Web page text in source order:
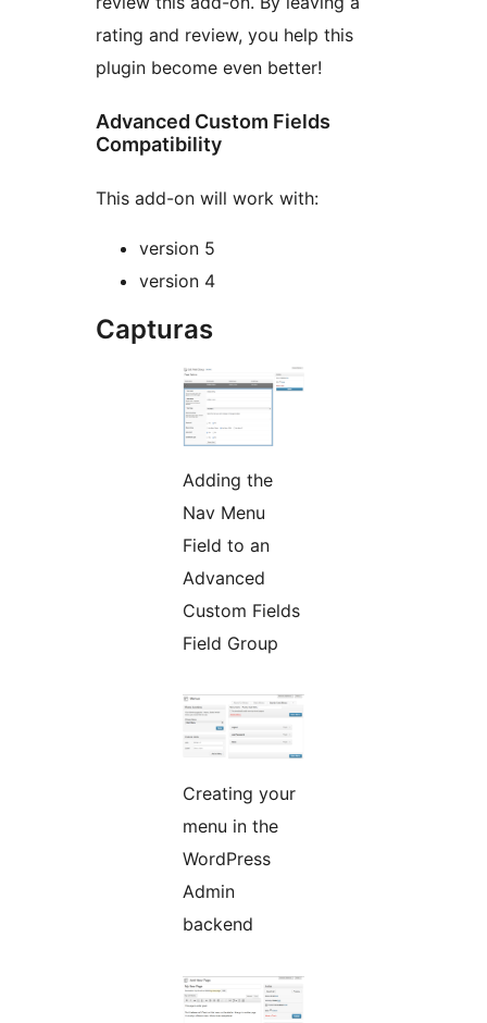
rating and review, you help this
plugin become even better!
Advanced Custom Fields
Compatibility
This add-on will work with:
version 5
version 4
Capturas
Adding the
Nav Menu
Field to an
Advanced
Custom Fields
Field Group
Creating your
menu in the
WordPress
Admin
backend